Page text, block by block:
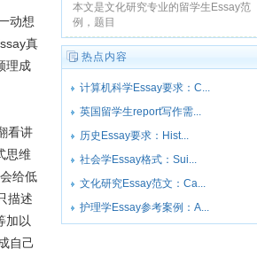
动想
真
理成
看讲
思维
给低
描述
加以
自己
本文是文化研究专业的留学生Essay范
例，题目
是“ItalianImmigrationtoCanada(意大利
人移民加拿大）”，加拿大的东南海岸是
在1947年6......
热点内容
计算机科学Essay要求：C...
英国留学生report写作需...
历史Essay要求：Hist...
社会学Essay格式：Sui...
文化研究Essay范文：Ca...
护理学Essay参考案例：A...